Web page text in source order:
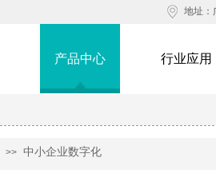
地址：
产品中心 行业应用
>> 中小企业数字化